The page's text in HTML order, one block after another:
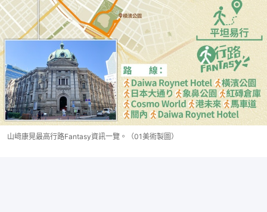
山﨑康晃最高行路Fantasy資訊一覽。（01美術製圖）